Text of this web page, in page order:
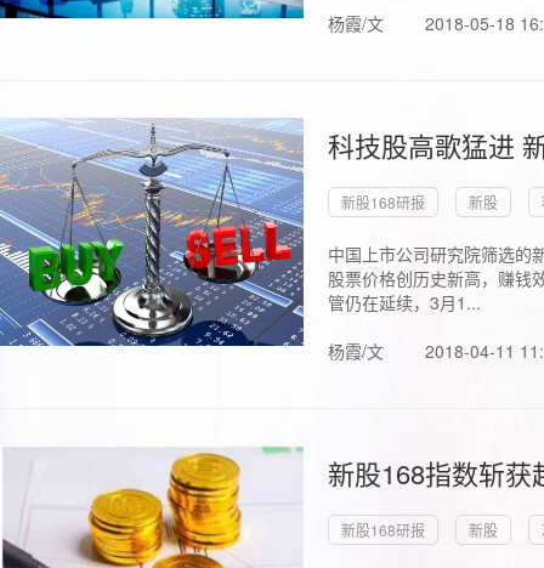
杨霞/文
2018-05-18
科技股高歌猛进
新股168研报 新股
中国上市公司研究院筛选的
股票价格创历史新高，赚钱
管仍在延续，3月1...
杨霞/文
2018-04-11
新股168指数斩
新股168研报 新股